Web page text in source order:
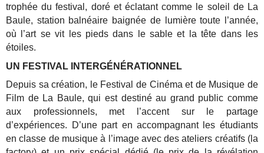
trophée du festival, doré et éclatant comme le soleil de La
Baule, station balnéaire baignée de lumière toute l’année,
où l’art se vit les pieds dans le sable et la tête dans les
étoiles.
UN FESTIVAL INTERGÉNÉRATIONNEL
Depuis sa création, le Festival de Cinéma et de Musique de
Film de La Baule, qui est destiné au grand public comme
aux professionnels, met l’accent sur le partage
d’expériences. D’une part en accompagnant les étudiants
en classe de musique à l’image avec des ateliers créatifs (la